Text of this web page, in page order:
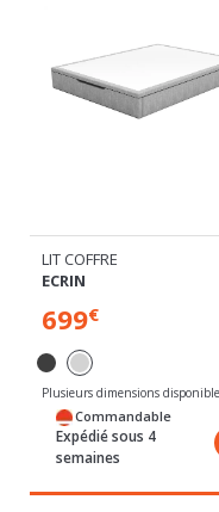
LIT COFFRE
ECRIN
699
Plusieurs dimensions disponibles
Commandable
Expédié sous 4
semaines